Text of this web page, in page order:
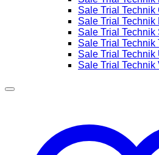
Sale Trial Technik
Sale Trial Technik
Sale Trial Technik
Sale Trial Technik
Sale Trial Technik
Sale Trial Technik